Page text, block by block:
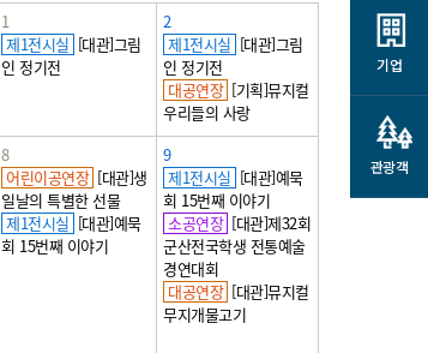
1
제1전시실 [대관]그림
인 정기전
2
제1전시실 [대관]그림
인 정기전
대공연장 [기획]뮤지컬
우리들의 사랑
8
어린이공연장 [대관]생
일날의 특별한 선물
제1전시실 [대관]예묵
회 15번째 이야기
9
제1전시실 [대관]예묵
회 15번째 이야기
소공연장 [대관]제32회
군산전국학생 전통예술
경연대회
대공연장 [대관]뮤지컬
무지개물고기
기업
관광객